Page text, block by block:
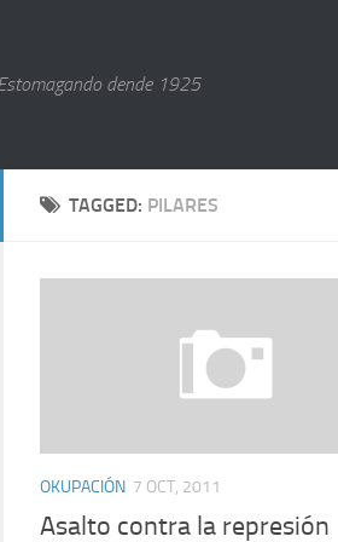
dende 1925
TAGGED: PILARES
OKUPACIÓN 7 OCT, 2011
Asalto contra la represión